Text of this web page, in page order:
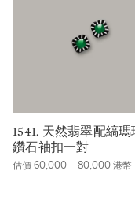
1541. 天然翡翠配縞瑪瑙及
鑽石袖扣一對
估價 60,000 – 80,000 港幣